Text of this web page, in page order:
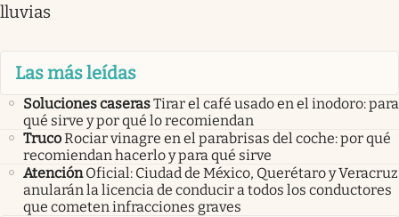
lluvias
Las más leídas
Soluciones caserasTirar el café usado en el inodoro: para
qué sirve y por qué lo recomiendan
TrucoRociar vinagre en el parabrisas del coche: por qué
recomiendan hacerlo y para qué sirve
Atención Oficial: Ciudad de México, Querétaro y Veracruz
anularán la licencia de conducir a todos los conductores
que cometen infracciones graves